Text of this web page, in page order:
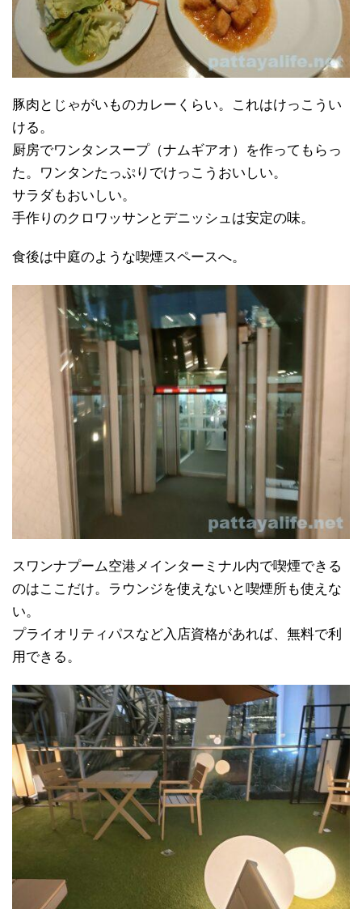
豚肉とじゃがいものカレーくらい。これはけっこうい
ける。
厨房でワンタンスープ（ナムギアオ）を作ってもらっ
た。ワンタンたっぷりでけっこうおいしい。
サラダもおいしい。
手作りのクロワッサンとデニッシュは安定の味。
食後は中庭のような喫煙スペースへ。
スワンナプーム空港メインターミナル内で喫煙できる
のはここだけ。ラウンジを使えないと喫煙所も使えな
い。
プライオリティパスなど入店資格があれば、無料で利
用できる。